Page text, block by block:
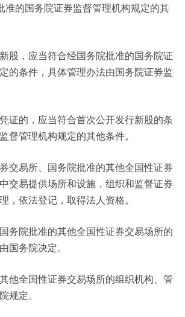
准的国务院证券监督管理机构规定的其
股，应当符合经国务院批准的国务院证
的条件，具体管理办法由国务院证券监
证的，应当符合首次公开发行新股的条
督管理机构规定的其他条件。
交易所、国务院批准的其他全国性证券
交易提供场所和设施，组织和监督证券
，依法登记，取得法人资格。
务院批准的其他全国性证券交易场所的
国务院决定。
他全国性证券交易场所的组织机构、管
规定。